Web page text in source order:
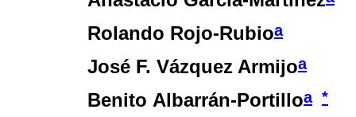
Rolando Rojo-Rubioa
José F. Vázquez Armijoa
Benito Albarrán-Portilloa *